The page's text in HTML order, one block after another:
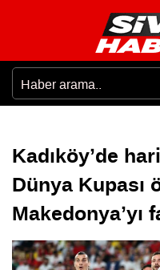
Kadıköy’de
Dünya Kupası
Makedonya’yı